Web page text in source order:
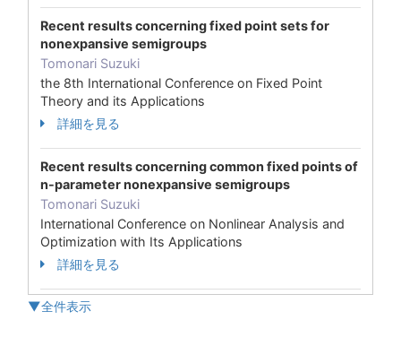
Recent results concerning fixed point sets for
nonexpansive semigroups
Tomonari Suzuki
the 8th International Conference on Fixed Point
Theory and its Applications
詳細を見る
Recent results concerning common fixed points of
n-parameter nonexpansive semigroups
Tomonari Suzuki
International Conference on Nonlinear Analysis and
Optimization with Its Applications
詳細を見る
▼全件表示